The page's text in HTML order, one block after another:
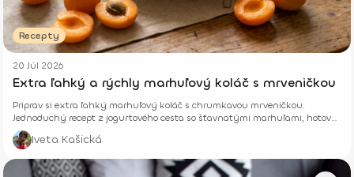
Recepty
20 Júl 2026
Extra ľahký a rýchly marhuľový koláč s mrveničkou
Priprav si extra ľahký marhuľový koláč s chrumkavou mrveničkou.
Jednoduchý recept z jogurtového cesta so šťavnatými marhuľami, hotový
z pár surovín.
Iveta Kašická